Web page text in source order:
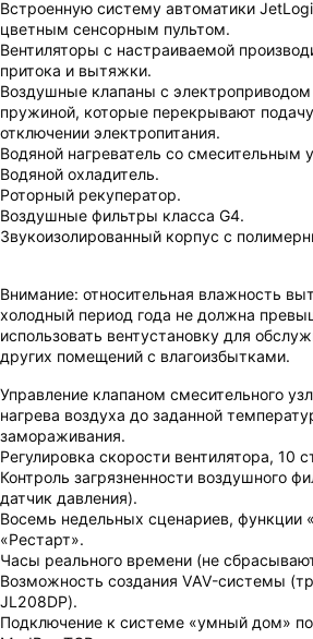
Встроенную систему автоматики
цветным сенсорным пультом.
Вентиляторы с настраиваемой
притока и вытяжки.
Воздушные клапаны с электроприводом
пружиной, которые перекрывают
отключении электропитания.
Водяной нагреватель со смесительным
Водяной охладитель.
Роторный рекуператор.
Воздушные фильтры класса G4.
Звукоизолированный корпус с
Внимание: относительная влажность
холодный период года не должна
использовать вентустановку для
других помещений с влагоизбытками.
Управление клапаном смесительного
нагрева воздуха до заданной
замораживания.
Регулировка скорости вентилятора, 10
Контроль загрязненности воздушного
датчик давления).
Восемь недельных сценариев, функции
«Рестарт».
Часы реального времени (не
Возможность создания VAV-системы
JL208DP).
Подключение к системе «умный дом» по
ВАШ ЗАКАЗ УСПЕШНО
ЧТО-ТО ПОШЛО НЕ
Пожалуйста повторите